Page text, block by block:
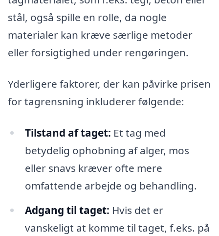
stål, også spille en rolle, da nogle
materialer kan kræve særlige metoder
eller forsigtighed under rengøringen.
Yderligere faktorer, der kan påvirke prisen
for tagrensning inkluderer følgende:
Tilstand af taget: Et tag med
betydelig ophobning af alger, mos
eller snavs kræver ofte mere
omfattende arbejde og behandling.
Adgang til taget: Hvis det er
vanskeligt at komme til taget, f.eks. på